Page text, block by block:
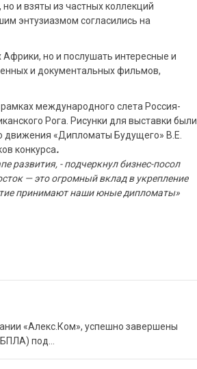
и взяты из частных коллекций
энтузиазмом согласились на
но и послушать интересные и
и документальных фильмов,
международного слета Россия-
Рога. Рисунки для выставки были
движения «Дипломаты Будущего» В.Е.
конкурса.
развития, - подчеркнул бизнес-посол
— это огромный вклад в укрепление
принимают наши юные дипломаты»
«Алекс.Ком», успешно завершены
под…